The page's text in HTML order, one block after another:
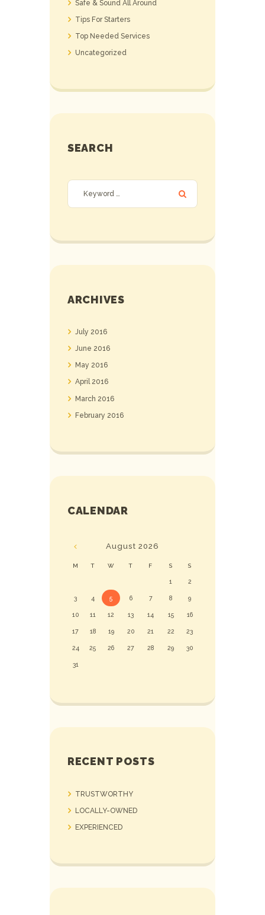
Safe & Sound All Around
Tips For Starters
Top Needed Services
Uncategorized
SEARCH
ARCHIVES
July2016
June2016
May2016
April2016
March 2016
February2016
CALENDAR
August 2026
M T W T F S S
1 2
3 4 5 6 7 8 9
10 11 12 13 14 15 16
17 18 19 20 21 22 23
24 25 26 27 28 29 30
31
RECENT POSTS
TRUSTWORTHY
LOCALLY-OWNED
EXPERIENCED